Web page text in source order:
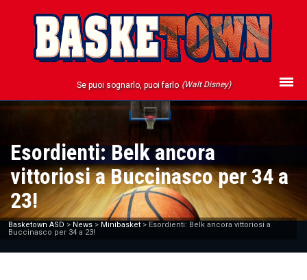
Se puoi sognarlo, puoi farlo (Walt Disney)
Esordienti: Belk ancora
vittoriosi a Buccinasco per 34 a
23!
Basketown ASD > News > Minibasket > Esordienti: Belk ancora vittoriosi a
Buccinasco per 34 a 23!